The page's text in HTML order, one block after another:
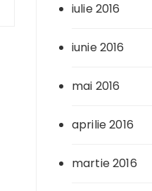
iulie 2016
iunie 2016
mai 2016
aprilie 2016
martie 2016